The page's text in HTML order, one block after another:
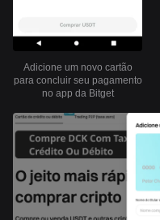
Adicione um novo cartão
para concluir seu pagamento
no app da Bitget